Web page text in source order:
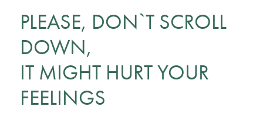
PLEASE, DON`T SCROLL
DOWN,
IT MIGHT HURT YOUR
FEELINGS